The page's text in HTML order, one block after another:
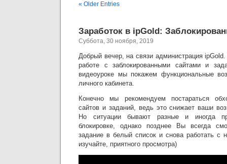
« Older Entries
Заработок в ipGold:
Суббота, 30 ноября, 2019
Добрый вечер, на связи администрация
работе с заблокированными сайтами и
видеоуроке мы покажем функциональные
личного кабинета.
Конечно мы рекомендуем постараться
сайтов и заданий, ведь это снижает ваши
Но ситуации бывают разные и иногда
блокировке, однако позднее Вы всегда
задание в белый список и снова работать
изучайте, приятного просмотра)